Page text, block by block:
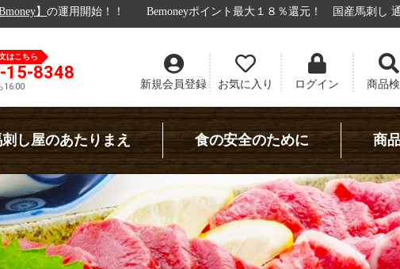
Bemoneyポイント最大１８％還元！ 国産馬刺し 通販！九州食肉産業！ リア
はこちら
15-8348
16:00 新規会員登録 お気に入り ログイン 商品
し屋のあたりまえ 食の安全のために 商